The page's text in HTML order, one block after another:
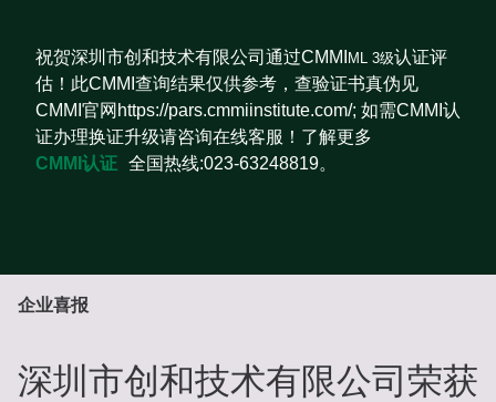
祝贺深圳市创和技术有限公司通过CMMI ML 3级认证评
估！此CMMI查询结果仅供参考，查验证书真伪见
CMMI官网https://pars.cmmiinstitute.com/; 如需CMMI认
证办理换证升级请咨询在线客服！了解更多
CMMI认证 全国热线:023-63248819。
企业喜报
深圳市创和技术有限公司荣获